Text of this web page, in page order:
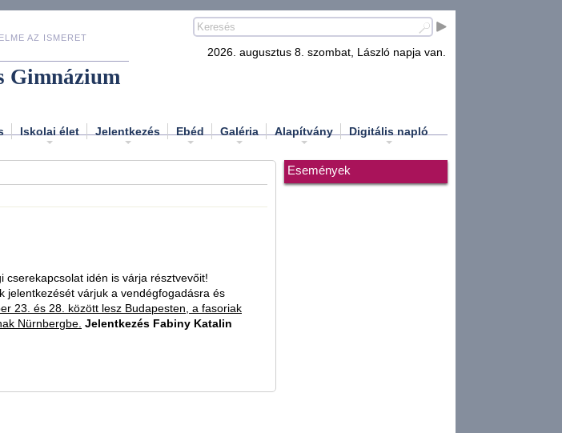
AZ ISMERET
Gimnázium
2026. augusztus 8. szombat, László napja van.
Iskolai élet Jelentkezés Ebéd Galéria Alapítvány Digitális napló
cserekapcsolat idén is várja résztvevőit!
jelentkezését várjuk a vendégfogadásra és
23. és 28. között lesz Budapesten, a fasoriak
Nürnbergbe. Jelentkezés Fabiny Katalin
Események